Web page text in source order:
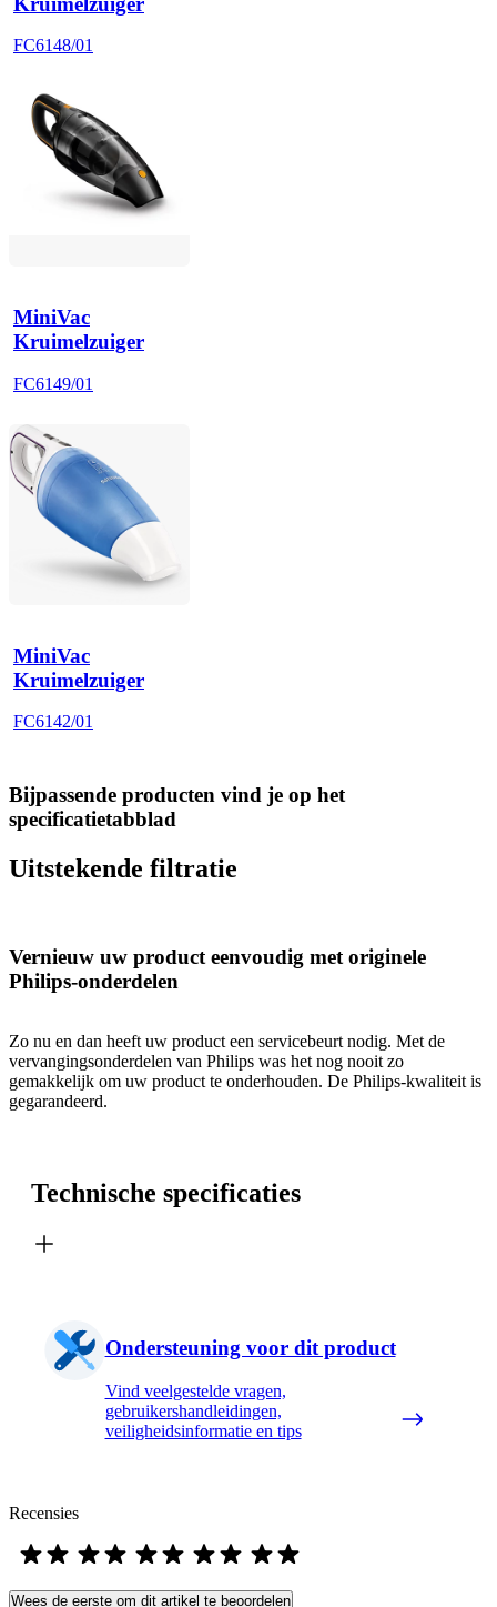
FC6148/01
MiniVac
Kruimelzuiger
FC6149/01
MiniVac
Kruimelzuiger
FC6142/01
Bijpassende producten vind je op het
specificatietabblad
Uitstekende filtratie
Vernieuw uw product eenvoudig met originele
Philips-onderdelen
Zo nu en dan heeft uw product een servicebeurt nodig. Met de
vervangingsonderdelen van Philips was het nog nooit zo
gemakkelijk om uw product te onderhouden. De Philips-kwaliteit is
gegarandeerd.
Technische specificaties
Ondersteuning voor dit product
Vind veelgestelde vragen,
gebruikershandleidingen,
veiligheidsinformatie en tips
Recensies
Wees de eerste om dit artikel te beoordelen